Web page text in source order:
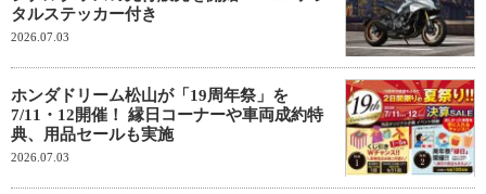
タルステッカー付き
2026.07.03
ホンダドリーム松山が「19周年祭」を
7/11・12開催！ 縁日コーナーや車両成約特
典、用品セールも実施
2026.07.03